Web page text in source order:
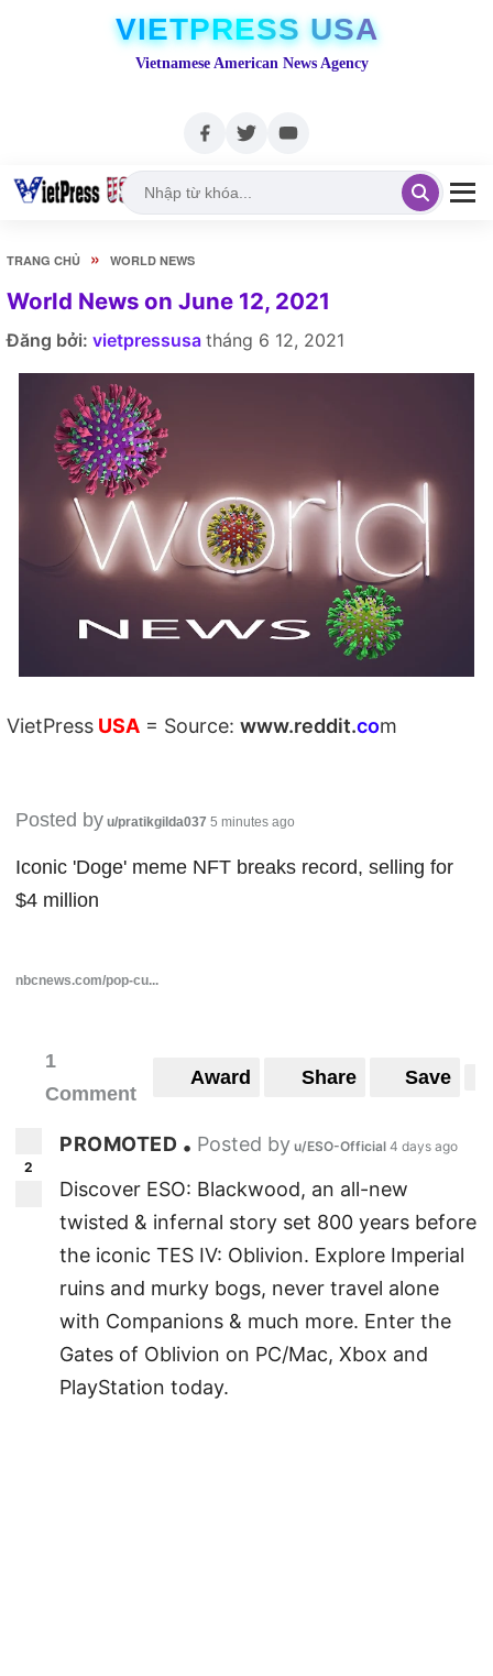
VIETPRESS USA
Vietnamese American News Agency
TRANG CHỦ » WORLD NEWS
World News on June 12, 2021
Đăng bởi: vietpressusa tháng 6 12, 2021
VietPress USA = Source: www.reddit.com
Posted by u/pratikgilda037 5 minutes ago
Iconic 'Doge' meme NFT breaks record, selling for
$4 million
nbcnews.com/pop-cu...
1
Comment
Award Share Save
2
PROMOTED • Posted by u/ESO-Official 4 days ago
Discover ESO: Blackwood, an all-new
twisted & infernal story set 800 years before
the iconic TES IV: Oblivion. Explore Imperial
ruins and murky bogs, never travel alone
with Companions & much more. Enter the
Gates of Oblivion on PC/Mac, Xbox and
PlayStation today.